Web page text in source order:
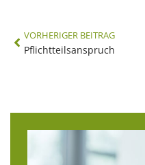
VORHERIGER BEITRAG
Pflichtteilsanspruch